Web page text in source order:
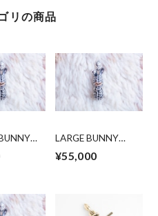
リの商品
LARGE BUNNY
10k pinkgold
¥55,000